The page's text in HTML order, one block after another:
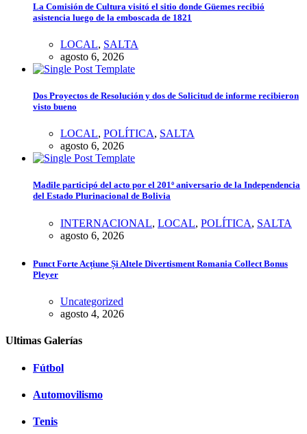
La Comisión de Cultura visitó el sitio donde Güemes recibió
asistencia luego de la emboscada de 1821
LOCAL, SALTA
agosto 6, 2026
Dos Proyectos de Resolución y dos de Solicitud de informe recibieron
visto bueno
LOCAL, POLÍTICA, SALTA
agosto 6, 2026
Madile participó del acto por el 201º aniversario de la Independencia
del Estado Plurinacional de Bolivia
INTERNACIONAL, LOCAL, POLÍTICA, SALTA
agosto 6, 2026
Punct Forte Acțiune Și Altele Divertisment Romania Collect Bonus
Pleyer
Uncategorized
agosto 4, 2026
Ultimas Galerías
Fútbol
Automovilismo
Tenis